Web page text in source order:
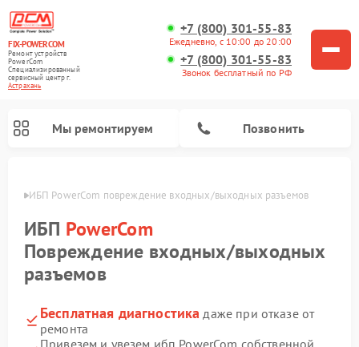
FIX-POWERCOM
Ремонт устройств
PowerCom
Специализированный
cервисный центр г.
Астрахань
+7 (800) 301-55-83
Ежедневно, с 10:00 до 20:00
+7 (800) 301-55-83
Звонок бесплатный по РФ
Мы ремонтируем Позвонить
ИБП PowerCom повреждение входных/выходных разъемов
ИБП PowerCom
Повреждение входных/выходных
разъемов
Бесплатная диагностика даже при отказе от
ремонта
Привезем и увезем ибп PowerCom собственной